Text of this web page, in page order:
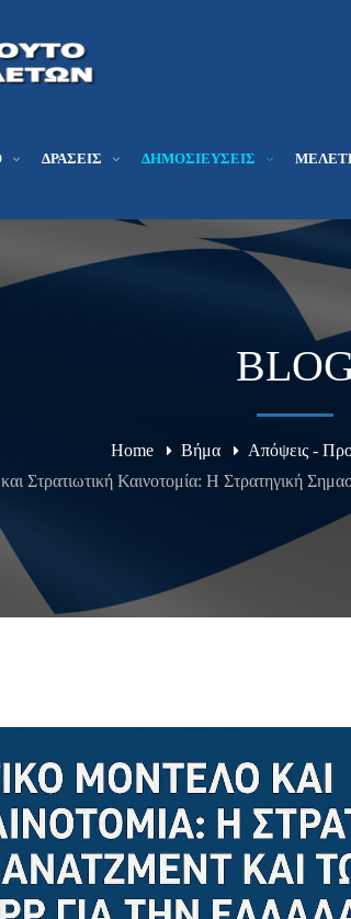
ΔΡΆΣΕΙΣ ΔΗΜΟΣΙΕΎΣΕΙΣ
Home Βήμα
Απόψεις -
Στρατιωτική Καινοτομία: Η Στρατηγική